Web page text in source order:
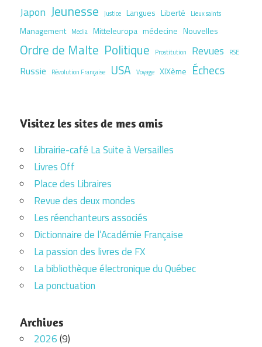
Japon Jeunesse Justice Langues Liberté Lieux saints
Management Media Mitteleuropa médecine Nouvelles
Ordre de Malte Politique Prostitution Revues RSE
Russie Révolution Française USA Voyage XIXème Échecs
Visitez les sites de mes amis
Librairie-café La Suite à Versailles
Livres Off
Place des Libraires
Revue des deux mondes
Les réenchanteurs associés
Dictionnaire de l’Académie Française
La passion des livres de FX
La bibliothèque électronique du Québec
La ponctuation
Archives
2026(9)